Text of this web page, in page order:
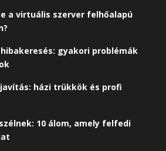
a virtuális szerver felhőalapú
gyakori problémák
házi trükkök és profi
10 álom, amely felfedi